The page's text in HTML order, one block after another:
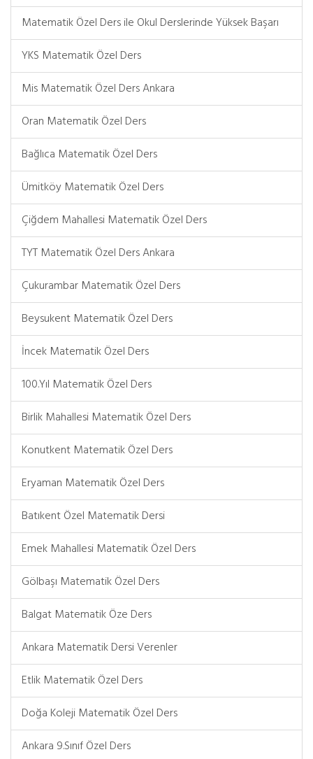
Matematik Özel Ders ile Okul Derslerinde Yüksek Başarı
YKS Matematik Özel Ders
Mis Matematik Özel Ders Ankara
Oran Matematik Özel Ders
Bağlıca Matematik Özel Ders
Ümitköy Matematik Özel Ders
Çiğdem Mahallesi Matematik Özel Ders
TYT Matematik Özel Ders Ankara
Çukurambar Matematik Özel Ders
Beysukent Matematik Özel Ders
İncek Matematik Özel Ders
100.Yıl Matematik Özel Ders
Birlik Mahallesi Matematik Özel Ders
Konutkent Matematik Özel Ders
Eryaman Matematik Özel Ders
Batıkent Özel Matematik Dersi
Emek Mahallesi Matematik Özel Ders
Gölbaşı Matematik Özel Ders
Balgat Matematik Öze Ders
Ankara Matematik Dersi Verenler
Etlik Matematik Özel Ders
Doğa Koleji Matematik Özel Ders
Ankara 9.Sınıf Özel Ders